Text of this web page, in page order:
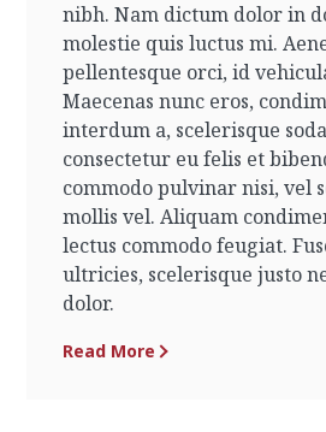
nibh. Nam dictum dolor in
molestie quis luctus mi.
pellentesque orci, id
Maecenas nunc eros,
interdum a, scelerisque
consectetur eu felis et
commodo pulvinar nisi, vel
mollis vel. Aliquam
lectus commodo feugiat.
ultricies, scelerisque justo
dolor.
Read More